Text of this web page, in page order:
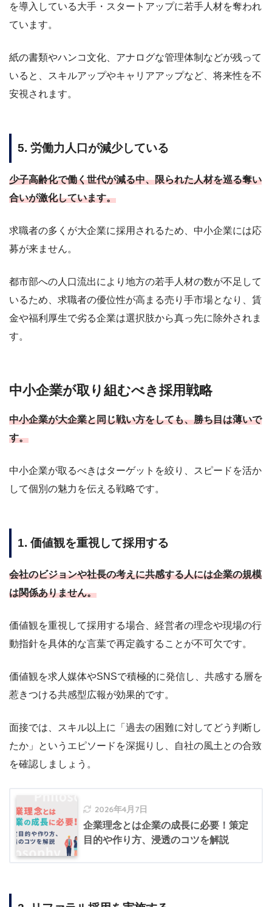
を導入している大手・スタートアップに若手人材を奪われ
ています。
紙の書類やハンコ文化、アナログな管理体制などが残って
いると、スキルアップやキャリアアップなど、将来性を不
安視されます。
5. 労働力人口が減少している
少子高齢化で働く世代が減る中、限られた人材を巡る奪い
合いが激化しています。
求職者の多くが大企業に採用されるため、中小企業には応
募が来ません。
都市部への人口流出により地方の若手人材の数が不足して
いるため、求職者の優位性が高まる売り手市場となり、賃
金や福利厚生で劣る企業は選択肢から真っ先に除外されま
す。
中小企業が取り組むべき採用戦略
中小企業が大企業と同じ戦い方をしても、勝ち目は薄いで
す。
中小企業が取るべきはターゲットを絞り、スピードを活か
して個別の魅力を伝える戦略です。
1. 価値観を重視して採用する
会社のビジョンや社長の考えに共感する人には企業の規模
は関係ありません。
価値観を重視して採用する場合、経営者の理念や現場の行
動指針を具体的な言葉で再定義することが不可欠です。
価値観を求人媒体やSNSで積極的に発信し、共感する層を
惹きつける共感型広報が効果的です。
面接では、スキル以上に「過去の困難に対してどう判断し
たか」というエピソードを深掘りし、自社の風土との合致
を確認しましょう。
2026年4月7日
企業理念とは企業の成長に必要！策定
目的や作り方、浸透のコツを解説